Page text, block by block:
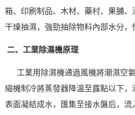
箱、印刷制品、木材、藥村、果脯、
干燥抽濕，強勁抽除物料內部水分，
二、工業除濕機原理
工業用除濕機通過風機將潮濕空
縮機制冷將蒸發器降溫至露點以下，
表面凝結成水，匯集至接水盤后，流